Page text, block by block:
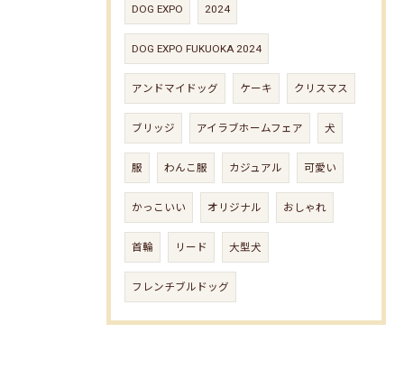
DOG EXPO 2024
DOG EXPO FUKUOKA 2024
アンドマイドッグ ケーキ クリスマス
ブリッジ アイラブホームフェア 犬
服 わんこ服 カジュアル 可愛い
かっこいい オリジナル おしゃれ
首輪 リード 大型犬
フレンチブルドッグ